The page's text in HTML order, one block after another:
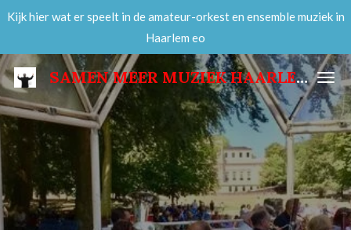
Ga
naar
de
hoofdinhoud
SAMEN MEER MUZIEK HAARLEM
Kijk hier wat er speelt in de amateur-orkest en ensemble muziek in
Haarlem eo